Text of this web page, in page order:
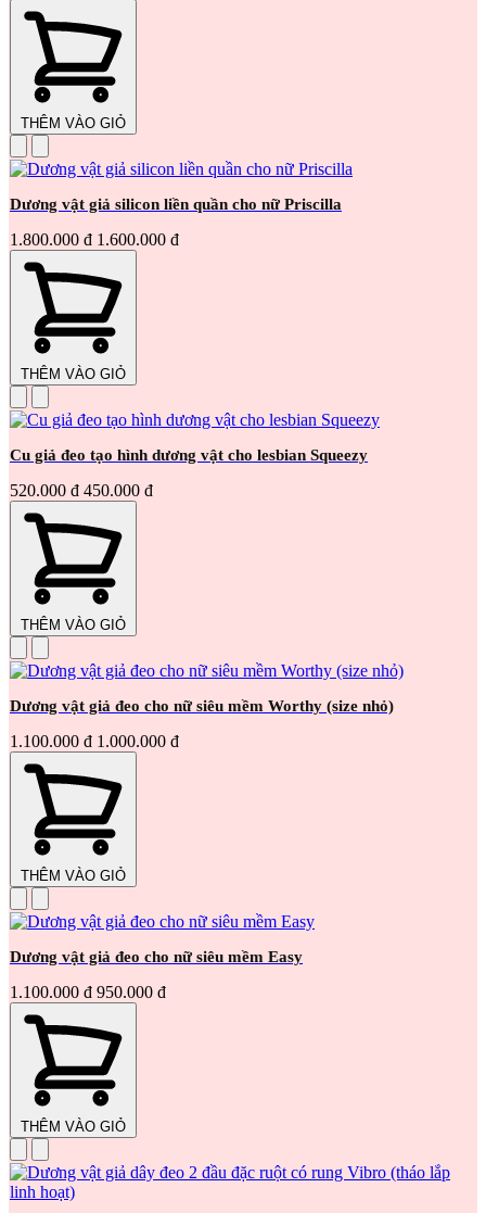
THÊM VÀO GIỎ
Dương vật giả silicon liền quần cho nữ Priscilla
1.800.000 đ 1.600.000 đ
THÊM VÀO GIỎ
Cu giả đeo tạo hình dương vật cho lesbian Squeezy
520.000 đ 450.000 đ
THÊM VÀO GIỎ
Dương vật giả đeo cho nữ siêu mềm Worthy (size nhỏ)
1.100.000 đ 1.000.000 đ
THÊM VÀO GIỎ
Dương vật giả đeo cho nữ siêu mềm Easy
1.100.000 đ 950.000 đ
THÊM VÀO GIỎ